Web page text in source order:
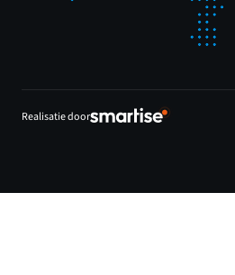
Realisatie door